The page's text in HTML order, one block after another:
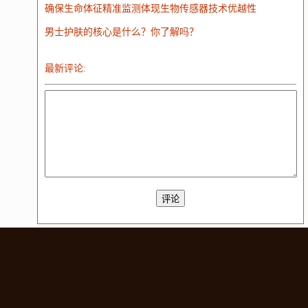
确保生命体征精准监测体现生物传感器技术优越性
男士护肤的核心是什么？你了解吗？
最新评论: